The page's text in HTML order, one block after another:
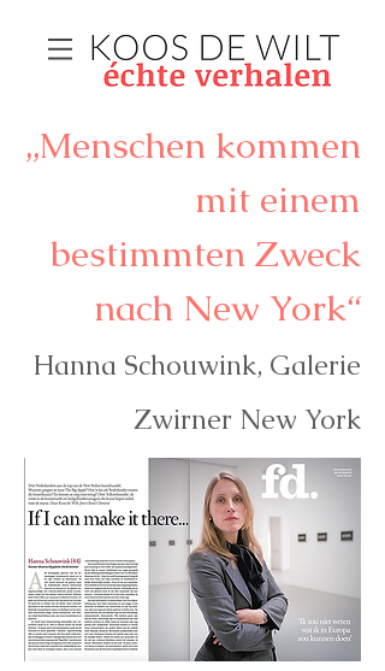
„Menschen kommen
mit einem
bestimmten Zweck
nach New York“
Hanna Schouwink, Galerie
Zwirner New York